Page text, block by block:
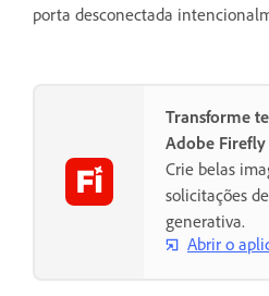
porta desconectada
Transforme
Adobe Firefly
Crie belas
solicitações
generativa.
Abrir o